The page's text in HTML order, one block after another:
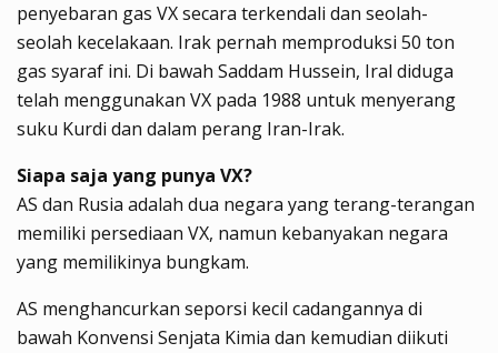
penyebaran gas VX secara terkendali dan seolah-
seolah kecelakaan. Irak pernah memproduksi 50 ton
gas syaraf ini. Di bawah Saddam Hussein, Iral diduga
telah menggunakan VX pada 1988 untuk menyerang
suku Kurdi dan dalam perang Iran-Irak.
Siapa saja yang punya VX?
AS dan Rusia adalah dua negara yang terang-terangan
memiliki persediaan VX, namun kebanyakan negara
yang memilikinya bungkam.
AS menghancurkan seporsi kecil cadangannya di
bawah Konvensi Senjata Kimia dan kemudian diikuti